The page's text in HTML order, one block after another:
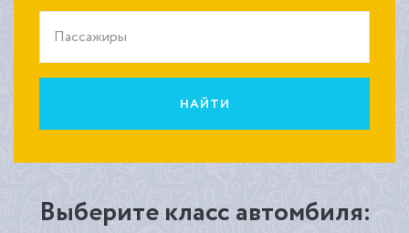
Пассажиры
НАЙТИ
Выберите класс автомбиля: